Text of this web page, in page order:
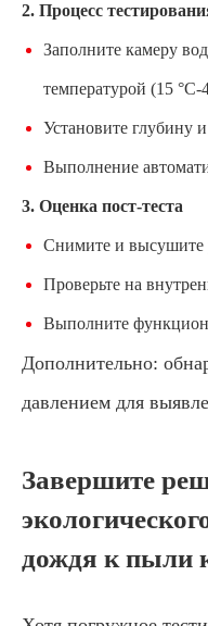
2. Процесс
Заполните камеру
температурой (15 °C-
Установите глубину
Выполнение
3. Оценка пост-теста
Снимите и высушите
Проверьте на
Выполните
Дополнительно:
давлением для
Завершите
дождя к пыли